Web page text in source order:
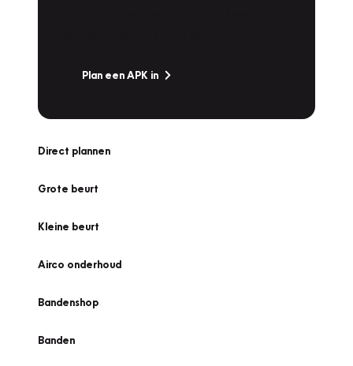
Plan een APK in
Direct plannen
Grote beurt
Kleine beurt
Airco onderhoud
Bandenshop
Banden